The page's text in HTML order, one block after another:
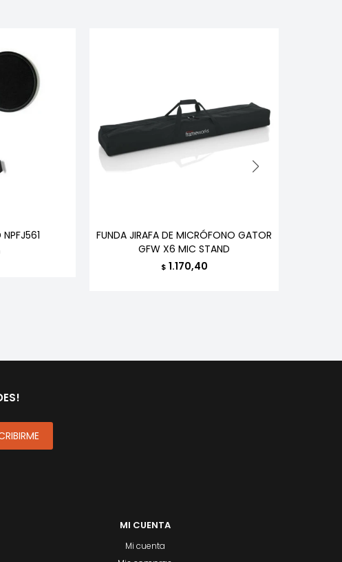
FUNDA JIRAFA DE MICRÓFONO GATOR
GFW X6 MIC STAND
$ 1.170,40
MI CUENTA
Mi cuenta